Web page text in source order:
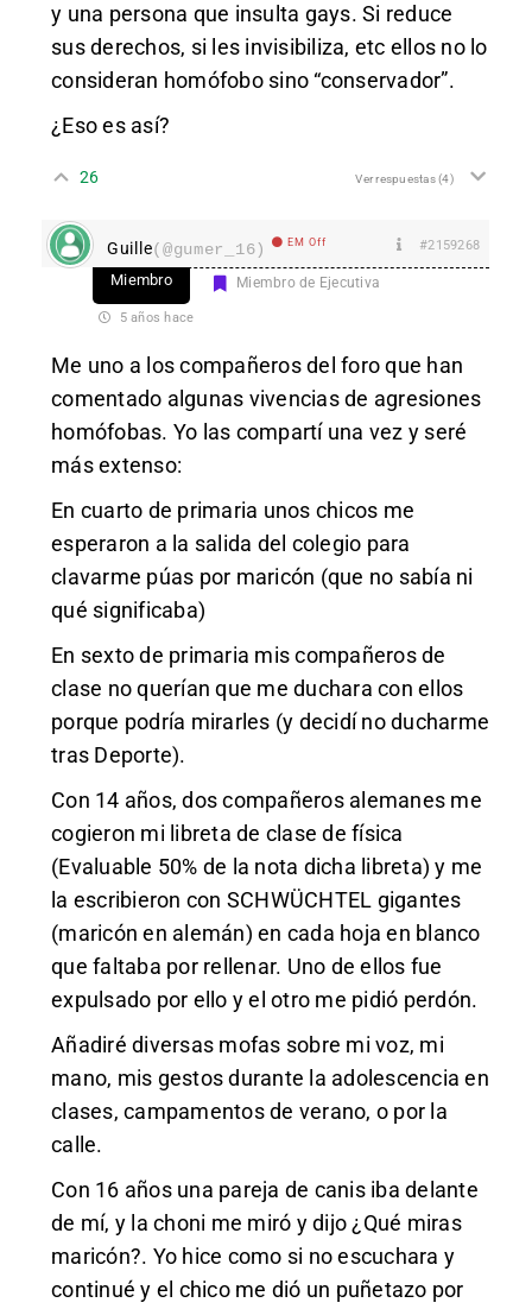
y una persona que insulta gays. Si reduce
sus derechos, si les invisibiliza, etc ellos no lo
consideran homófobo sino “conservador”.
¿Eso es así?
26 Ver respuestas(4)
Guille(@gumer_16) EM Off #2159268
Miembro Miembro de Ejecutiva
5 años hace
Me uno a los compañeros del foro que han
comentado algunas vivencias de agresiones
homófobas. Yo las compartí una vez y seré
más extenso:
En cuarto de primaria unos chicos me
esperaron a la salida del colegio para
clavarme púas por maricón (que no sabía ni
qué significaba)
En sexto de primaria mis compañeros de
clase no querían que me duchara con ellos
porque podría mirarles (y decidí no ducharme
tras Deporte).
Con 14 años, dos compañeros alemanes me
cogieron mi libreta de clase de física
(Evaluable 50% de la nota dicha libreta) y me
la escribieron con SCHWÜCHTEL gigantes
(maricón en alemán) en cada hoja en blanco
que faltaba por rellenar. Uno de ellos fue
expulsado por ello y el otro me pidió perdón.
Añadiré diversas mofas sobre mi voz, mi
mano, mis gestos durante la adolescencia en
clases, campamentos de verano, o por la
calle.
Con 16 años una pareja de canis iba delante
de mí, y la choni me miró y dijo ¿Qué miras
maricón?. Yo hice como si no escuchara y
continué y el chico me dió un puñetazo por